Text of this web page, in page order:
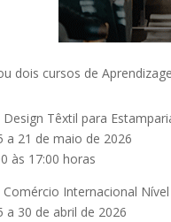
dois cursos de
Têxtil para
a 21 de maio de 2026
às 17:00 horas
Internacional
a 30 de abril de 2026